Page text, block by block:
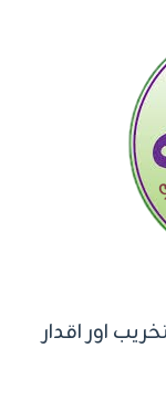
اور اقدار